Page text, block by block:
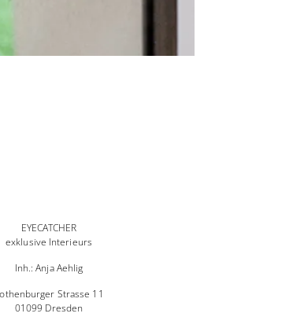
EYECATCHER
exklusive Interieurs
Inh.: Anja Aehlig
Strasse 11
01099 Dresden